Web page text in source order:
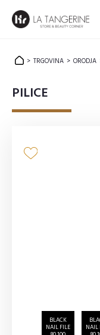
> TRGOVINA > ORODJA
PILICE
BLACK
NAIL FILE NAIL